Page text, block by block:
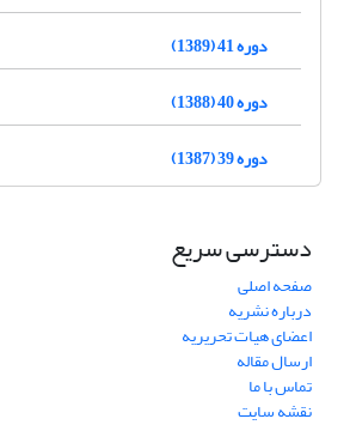
دوره 41 (1389)
دوره 40 (1388)
دوره 39 (1387)
دسترسی سریع
صفحه اصلی
درباره نشریه
اعضای هیات تحریریه
ارسال مقاله
تماس با ما
نقشه سایت